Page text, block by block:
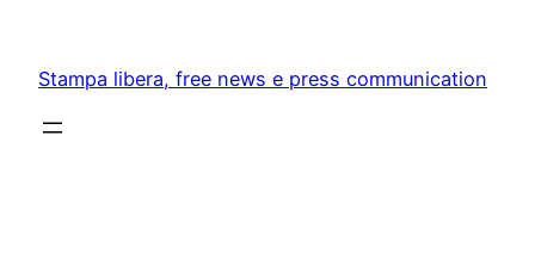
content
Stampa libera, free news e press communication